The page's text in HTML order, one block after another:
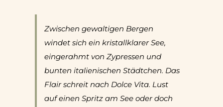
Zwischen gewaltigen Bergen
windet sich ein kristallklarer See,
eingerahmt von Zypressen und
bunten italienischen Städtchen. Das
Flair schreit nach Dolce Vita. Lust
auf einen Spritz am See oder doch